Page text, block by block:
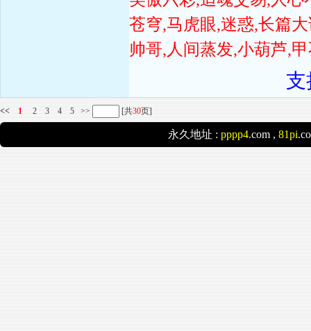
苍穹,马虎眼,迷惑,长篇
帅哥,人间蒸发,小葫芦,
<< 1 2 3 4 5 >> [共30页]
永久地址 : pppp4.com , 81pi